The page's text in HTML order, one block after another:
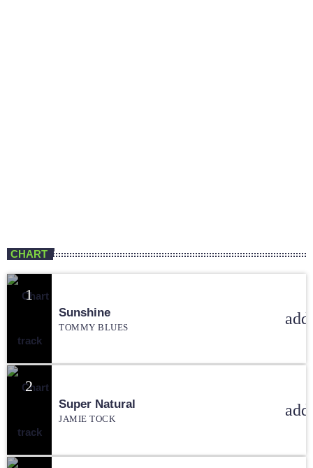
CHART
1
Sunshine
TOMMY BLUES
2
Super Natural
JAMIE TOCK